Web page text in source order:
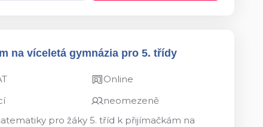
na víceletá gymnázia pro 5. třídy
Online
neomezeně
pro žáky 5. tříd k přijímačkám na